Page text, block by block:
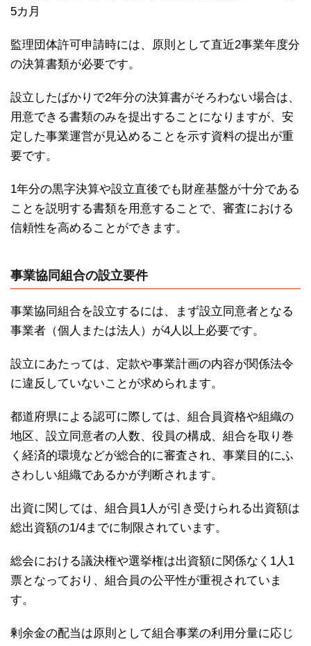
5カ月
監理団体許可申請時には、原則として直近2事業年度分
の決算書類が必要です。
設立したばかりで2年分の決算書がそろわない場合は、
用意できる書類のみを提出することになりますが、安
定した事業運営が見込めることを示す資料の提出が重
要です。
1年分の黒字決算や設立直後でも財産基盤が十分である
ことを説明する書類を用意することで、審査における
信頼性を高めることができます。
事業協同組合の設立要件
事業協同組合を設立するには、まず設立同意者となる
事業者（個人または法人）が4人以上必要です。
設立にあたっては、定款や事業計画の内容が関係法令
に違反していないことが求められます。
都道府県による認可に際しては、組合員資格や組織の
地区、設立同意者の人数、役員の構成、組合を取り巻
く経済的環境などが総合的に審査され、事業目的にふ
さわしい組織であるかが判断されます。
出資に関しては、組合員1人が引き受けられる出資額は
総出資額の1/4までに制限されています。
総会における議決権や選挙権は出資額に関係なく1人1
票となっており、組合員の公平性が重視されていま
す。
剰余金の配当は原則として組合事業の利用分量に応じ